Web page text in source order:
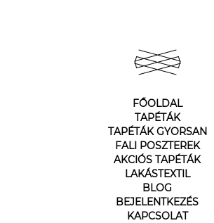
FŐOLDAL
TAPÉTÁK
TAPÉTÁK GYORSAN
FALI POSZTEREK
AKCIÓS TAPÉTÁK
LAKÁSTEXTIL
BLOG
BEJELENTKEZÉS
KAPCSOLAT